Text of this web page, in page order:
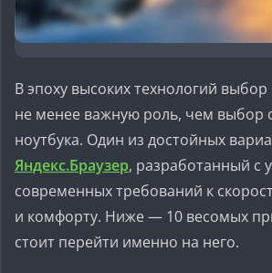
В эпоху высоких технологий выбор
не менее важную роль, чем выбор
ноутбука. Один из достойных
Яндекс.Браузер, разработанный с
современных требований к
и комфорту. Ниже — 10 весомых
стоит перейти именно на него.